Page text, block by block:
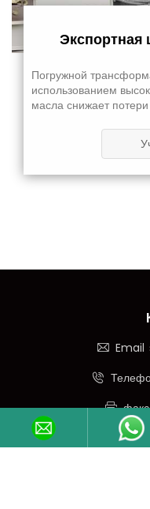
Экспортная
Погружной
использованием
масла снижает потери
Email
факс